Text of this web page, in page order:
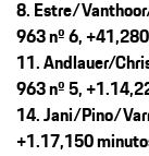
8. Estre/
963 nº 6,
11. Andlauer/
963 nº 5,
14. Jani/Pino/
+1.17,150